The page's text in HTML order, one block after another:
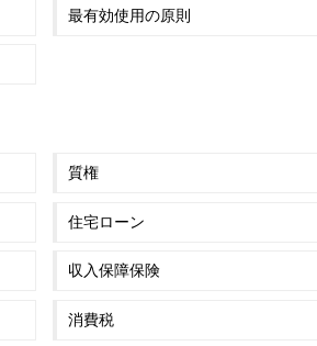
最有効使用の原則
質権
住宅ローン
収入保障保険
消費税